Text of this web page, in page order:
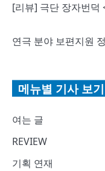
[리뷰] 극단 장자번덕
연극 분야 보편지원
메뉴별 기사 보기
여는 글
REVIEW
기획 연재